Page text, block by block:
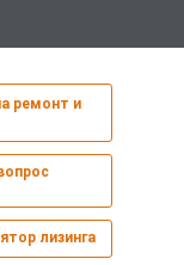
ремонт и
лизинга